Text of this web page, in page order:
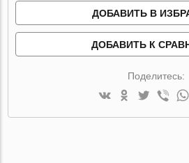
ДОБАВИТЬ В
ДОБАВИТЬ К
Поделитесь: